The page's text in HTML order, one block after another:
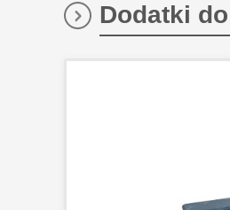
Dodatki